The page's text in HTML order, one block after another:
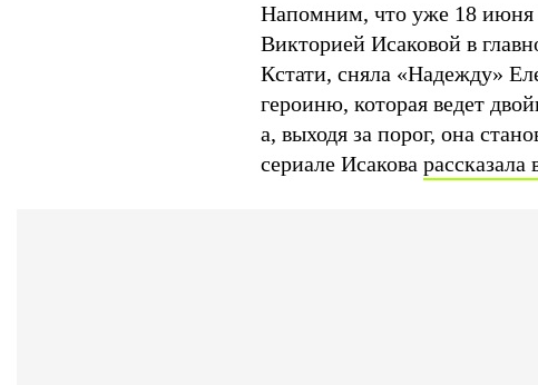
Напомним, что уже 18 июня
Викторией Исаковой в
Кстати, сняла «Надежду»
героиню, которая ведет
а, выходя за порог, она
сериале Исакова рассказала